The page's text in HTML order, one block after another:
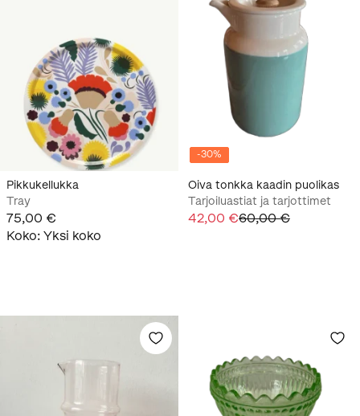
Pikkukellukka
Tray
75,00 €
Koko: Yksi koko
-30%
Oiva tonkka kaadin puolikas
Tarjoiluastiat ja tarjottimet
42,00 €60,00 €